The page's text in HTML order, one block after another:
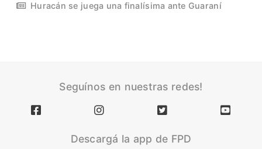
Huracán se juega una finalísima ante Guaraní
Seguínos en nuestras redes!
Descargá la app de FPD